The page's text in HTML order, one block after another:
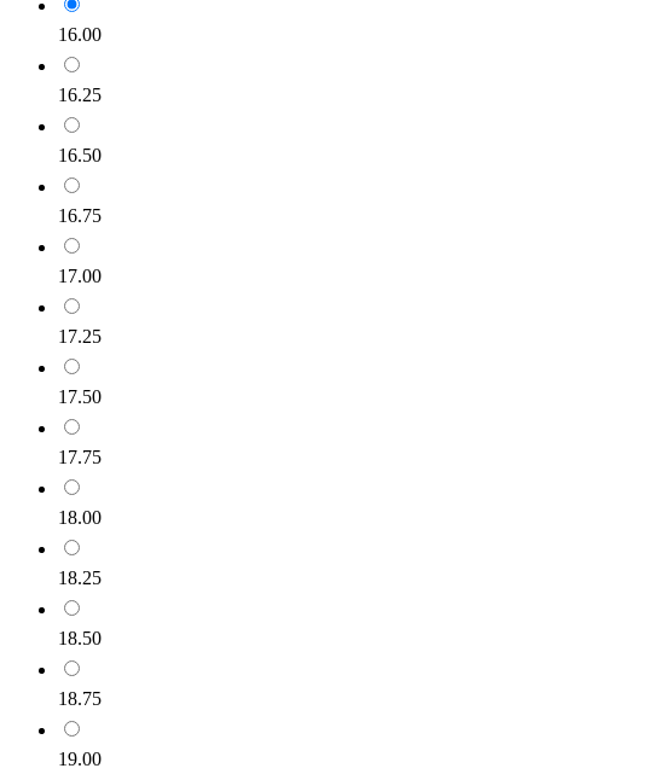
16.00
16.25
16.50
16.75
17.00
17.25
17.50
17.75
18.00
18.25
18.50
18.75
19.00